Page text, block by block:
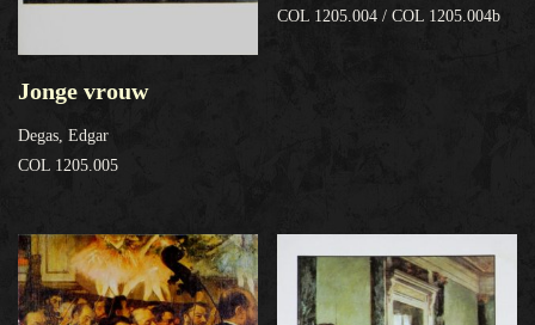
Jonge vrouw
Degas, Edgar
COL 1205.005
COL 1205.004 / COL 1205.004b